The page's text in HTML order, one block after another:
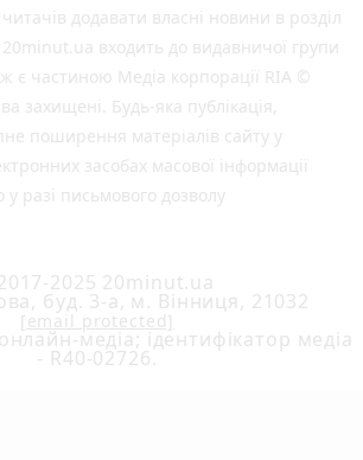
додавати власні новини в розділ
входить до видавничої групи
є частиною Медіа корпорації RIA ©
захищені. Будь-яка публiкацiя,
поширення матеріалів сайту у
засобах масової інформації
разі письмового дозволу
2025 20minut.ua
буд. 3-а, м. Вінниця, 21032
[email protected]
медіа; ідентифікатор медіа
- R40-02726.